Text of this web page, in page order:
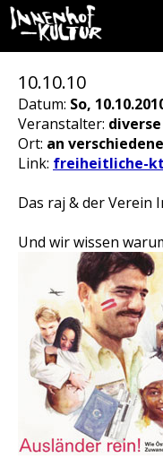
10.10.10
Datum: So,
Veranstalter: diverse
Ort: an
Link: freiheitliche-
Das raj & der Verein
Und wir wissen